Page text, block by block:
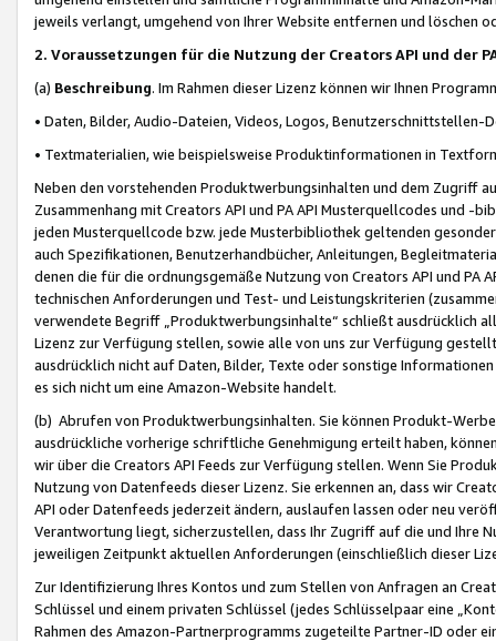
jeweils verlangt, umgehend von Ihrer Website entfernen und löschen
2. Voraussetzungen für die Nutzung der Creators API und der
(a) Beschreibung. Im Rahmen dieser Lizenz können wir Ihnen
• Daten, Bilder, Audio-Dateien, Videos, Logos, Benutzerschnittstellen-
• Textmaterialien, wie beispielsweise Produktinformationen in
Neben den vorstehenden Produktwerbungsinhalten und dem Zugriff
Zusammenhang mit Creators API und PA API Musterquellcodes und
jeden Musterquellcode bzw. jede Musterbibliothek geltenden
auch Spezifikationen, Benutzerhandbücher, Anleitungen,
denen die für die ordnungsgemäße Nutzung von Creators API und PA
technischen Anforderungen und Test- und Leistungskriterien
verwendete Begriff „Produktwerbungsinhalte“ schließt ausdrücklich
Lizenz zur Verfügung stellen, sowie alle von uns zur Verfügung
ausdrücklich nicht auf Daten, Bilder, Texte oder sonstige
es sich nicht um eine Amazon-Website handelt.
(b) Abrufen von Produktwerbungsinhalten. Sie können Produkt-
ausdrückliche vorherige schriftliche Genehmigung erteilt haben,
wir über die Creators API Feeds zur Verfügung stellen. Wenn Sie
Nutzung von Datenfeeds dieser Lizenz. Sie erkennen an, dass wir
API oder Datenfeeds jederzeit ändern, auslaufen lassen oder neu
Verantwortung liegt, sicherzustellen, dass Ihr Zugriff auf die und Ihre
jeweiligen Zeitpunkt aktuellen Anforderungen (einschließlich dieser
Zur Identifizierung Ihres Kontos und zum Stellen von Anfragen an
Schlüssel und einem privaten Schlüssel (jedes Schlüsselpaar eine
Rahmen des Amazon-Partnerprogramms zugeteilte Partner-ID oder